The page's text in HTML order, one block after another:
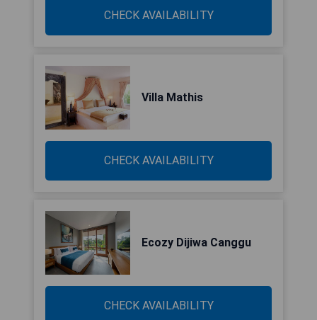
CHECK AVAILABILITY
Villa Mathis
CHECK AVAILABILITY
Ecozy Dijiwa Canggu
CHECK AVAILABILITY